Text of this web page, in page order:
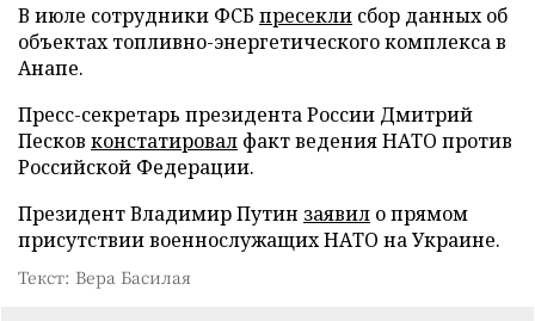
В июле сотрудники ФСБ пресекли сбор данных об
объектах топливно-энергетического комплекса в
Анапе.
Пресс-секретарь президента России Дмитрий
Песков констатировал факт ведения НАТО против
Российской Федерации.
Президент Владимир Путин заявил о прямом
присутствии военнослужащих НАТО на Украине.
Текст: Вера Басилая